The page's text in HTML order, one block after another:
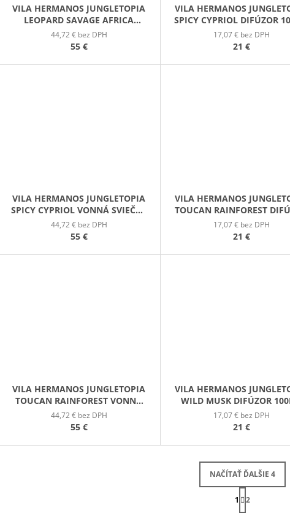
VILA HERMANOS JUNGLETOPIA
LEOPARD SAVAGE AFRICA
VONNÁ SVIEČKA 650G
44,72 € bez DPH
55 €
VILA HERMANOS
SPICY CYPRIOL DIFÚZOR
17,07 € bez DPH
21 €
VILA HERMANOS JUNGLETOPIA
SPICY CYPRIOL VONNÁ SVIEČKA
650G
44,72 € bez DPH
55 €
VILA HERMANOS
TOUCAN RAINFOREST
100ML
17,07 € bez DPH
21 €
VILA HERMANOS JUNGLETOPIA
TOUCAN RAINFOREST VONNÁ
SVIEČKA 650G
44,72 € bez DPH
55 €
VILA HERMANOS
WILD MUSK DIFÚZOR
17,07 € bez DPH
21 €
O
NAČÍTAŤ ĎALŠIE 4
S
T
R
1
2